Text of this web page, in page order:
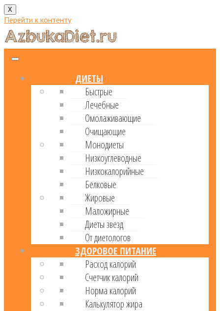
X
Перейти к контенту
ДИЕТЫ
Быстрые
Лечебные
Омолаживающие
Очищающие
Монодиеты
Низкоуглеводные
Низкокалорийные
Белковые
Жировые
Маложирные
Диеты звезд
От диетологов
ЗДОРОВОЕ ПИТАНИЕ
Расход калорий
Cчетчик калорий
Норма калорий
Калькулятор жира